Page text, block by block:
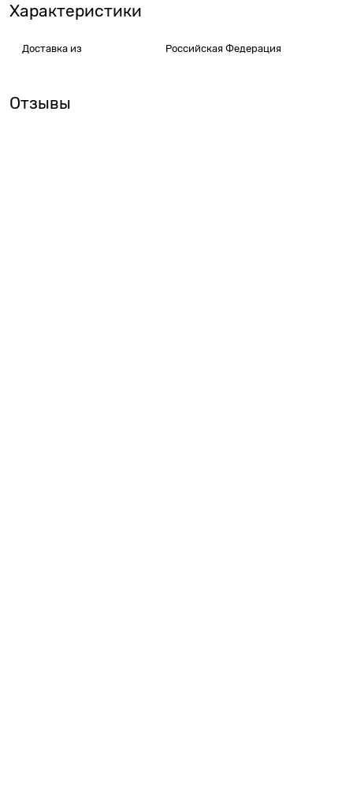
Характеристики
Доставка из Российская Федерация
Отзывы